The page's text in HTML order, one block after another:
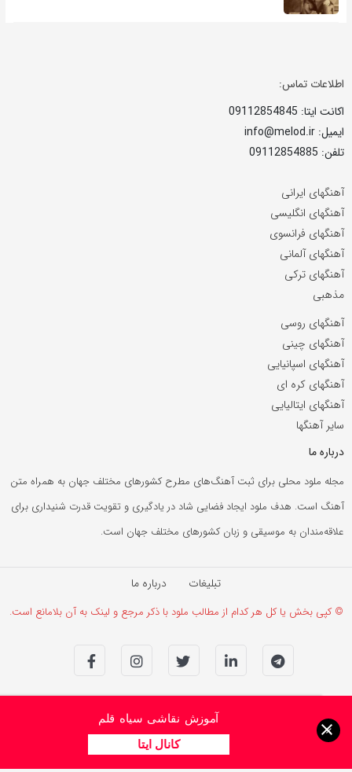
اطلاعات تماس:
اکانت ایتا: 09112854845
ایمیل: info@melod.ir
تلفن: 09112854885
آهنگهای ایرانی
آهنگهای انگلیسی
آهنگهای فرانسوی
آهنگهای آلمانی
آهنگهای ترکی
مذهبی
آهنگهای روسی
آهنگهای چینی
آهنگهای اسپانیایی
آهنگهای کره ای
آهنگهای ایتالیایی
سایر آهنگها
درباره ما
مجله ملود محلی برای ثبت آهنگ‌های مطرح کشورهای مختلف جهان به همراه متن
آهنگ است. هدف ملود ایجاد فضایی شاد در یادگیری و تقویت قدرت شنیداری برای
علاقه‌مندان به موسیقی و زبان کشورهای مختلف جهان است.
تبلیغات درباره ما
© کپی بخش یا کل هر کدام از مطالب ملود با ذکر مرجع و لینک به آن بلامانع است.
آموزش نقاشی سیاه قلم
کانال ایتا
×